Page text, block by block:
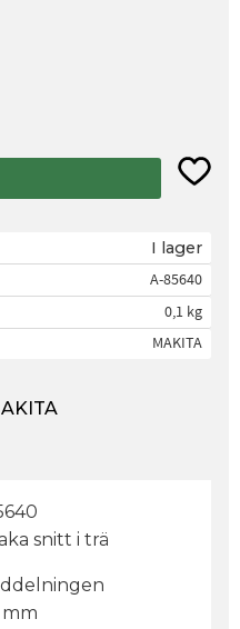
Lägg
I lager
A-85640
0,1 kg
MAKITA
snitt i trä